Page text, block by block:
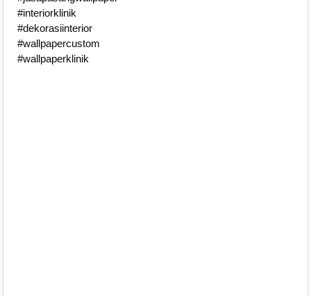
#interiorklinik
#dekorasiinterior
#wallpapercustom
#wallpaperklinik